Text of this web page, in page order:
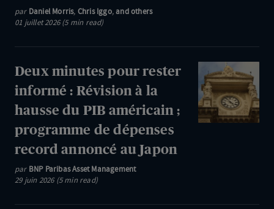
zone
euro
:
transitions
politiques
et
prudence
par Daniel Morris, Chris Iggo,and others
01 juillet 2026 (5 min read)
Deux
minutes
pour
rester
la
Deux minutes pour rester
informé : Révision à la
hausse du PIB américain ;
programme de dépenses
record annoncé au Japon
par BNP Paribas Asset Management
29 juin 2026 (5 min read)